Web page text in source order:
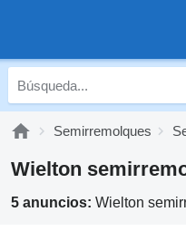
Semirremolques
Wielton
5 anuncios: Wielton